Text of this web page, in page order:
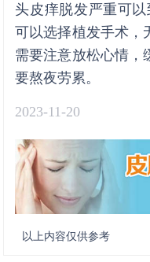
头皮痒脱发严重可
可以选择植发手术，
需要注意放松心情，
要熬夜劳累。
2023-11-20
以上内容仅供参考